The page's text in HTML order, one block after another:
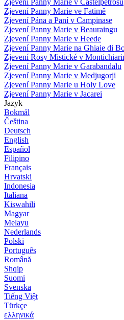
Zjevení Panny Marie ve Fatimě
Zjevení Pána a Paní v Campinase
Zjevení Panny Marie v Beauraingu
Zjevení Panny Marie v Heede
Zjevení Panny Marie na Ghiaie di
Zjevení Rosy Mistické v
Zjevení Panny Marie v Garabandalu
Zjevení Panny Marie v Medjugorji
Zjevení Panny Marie u Holy Love
Zjevení Panny Marie v Jacarei
Jazyk
Bokmål
Čeština
Deutsch
English
Español
Filipino
Français
Hrvatski
Indonesia
Italiana
Kiswahili
Magyar
Melayu
Nederlands
Polski
Português
Română
Shqip
Suomi
Svenska
Tiếng Việt
Türkçe
ελληνικά